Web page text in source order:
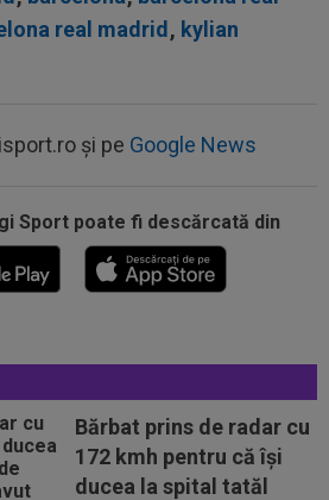
real madrid, kylian
și pe Google News
Sport poate fi descărcată din
Bărbat prins de radar cu
172 kmh pentru că își
ducea la spital tatăl
și clubul i-a stabilit un preț ”de
de la ”U” Cluj: rămâne în
pe FCSB: ”Câștigarea
zilei: ”Dinamo și FC
Botoșani nu și-a iertat